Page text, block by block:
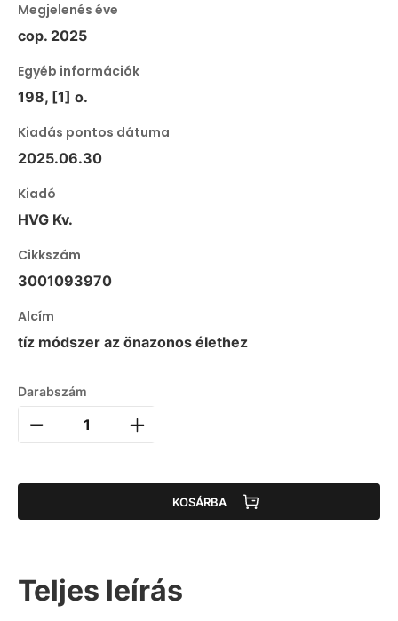
Megjelenés éve
cop. 2025
Egyéb információk
198, [1] o.
Kiadás pontos dátuma
2025.06.30
Kiadó
HVG Kv.
Cikkszám
3001093970
Alcím
tíz módszer az önazonos élethez
Darabszám
KOSÁRBA
Teljes leírás